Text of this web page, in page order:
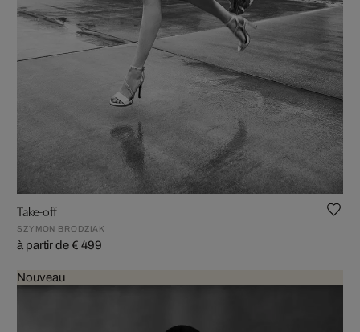
Take-off
SZYMON BRODZIAK
à partir de € 499
Nouveau